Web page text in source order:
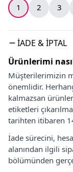
1 2 3
İADE & İPTAL
Ürünlerimi
Müşterilerimizin
önemlidir.
kalmazsan
etiketleri
tarihten itibaren
İade sürecini,
alanından ilgili
bölümünden